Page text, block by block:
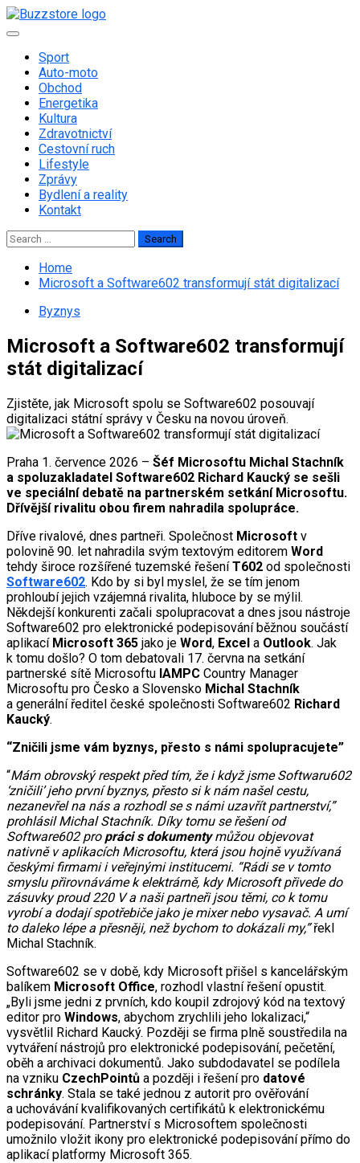
Skip
to
Primary
Sport
Auto-moto
Obchod
Energetika
Kultura
Zdravotnictví
Cestovní ruch
Lifestyle
Zprávy
Bydlení a reality
Kontakt
Search
for:
Home
Microsoft a Software602 transformují stát digitalizací
Byznys
Microsoft a Software602 transformují
stát digitalizací
Zjistěte, jak Microsoft spolu se Software602 posouvají
digitalizaci státní správy v Česku na novou úroveň.
Praha 1. července 2026 – Šéf Microsoftu Michal Stachník
a spoluzakladatel Software602 Richard Kaucký se sešli
ve speciální debatě na partnerském setkání Microsoftu.
Dřívější rivalitu obou firem nahradila spolupráce.
Dříve rivalové, dnes partneři. Společnost Microsoft v
polovině 90. let nahradila svým textovým editorem Word
tehdy široce rozšířené tuzemské řešeníT602 od společnosti
Software602. Kdo by si byl myslel, že se tím jenom
prohloubí jejich vzájemná rivalita, hluboce by se mýlil.
Někdejší konkurenti začali spolupracovat a dnes jsou nástroje
Software602 pro elektronické podepisování běžnou součástí
aplikací Microsoft 365 jako je Word, Excel a Outlook. Jak
k tomu došlo? O tom debatovali 17. června na setkání
partnerské sítě Microsoftu IAMPC Country Manager
Microsoftu pro Česko a Slovensko Michal Stachník
a generální ředitel české společnosti Software602 Richard
Kaucký.
“Zničili jsme vám byznys, přesto s námi spolupracujete”
“Mám obrovský respekt před tím, že i když jsme Softwaru602
‘zničili’ jeho první byznys, přesto si k nám našel cestu,
nezanevřel na nás a rozhodl se s námi uzavřít partnerství,”
prohlásil Michal Stachník. Díky tomu se řešení od
Software602 pro práci s dokumentymůžou objevovat
nativně v aplikacích Microsoftu, která jsou hojně využívaná
českými firmami i veřejnými institucemi. “Rádi se v tomto
smyslu přirovnáváme k elektrárně, kdy Microsoft přivede do
zásuvky proud 220 V a naši partneři jsou těmi, co k tomu
vyrobí a dodají spotřebiče jako je mixer nebo vysavač. A umí
to daleko lépe a přesněji, než bychom to dokázali my,”řekl
Michal Stachník.
Software602 se v době, kdy Microsoft přišel s kancelářským
balíkem Microsoft Office, rozhodl vlastní řešení opustit.
„Byli jsme jedni z prvních, kdo koupil zdrojový kód na textový
editor pro Windows, abychom zrychlili jeho lokalizaci,“
vysvětlil Richard Kaucký. Později se firma plně soustředila na
vytváření nástrojů pro elektronické podepisování, pečetění,
oběh a archivaci dokumentů. Jako subdodavatel se podílela
na vzniku CzechPointů a později i řešení pro datové
schránky. Stala se také jednou z autorit pro ověřování
a uchovávání kvalifikovaných certifikátů k elektronickému
podepisování. Partnerství s Microsoftem společnosti
umožnilo vložit ikony pro elektronické podepisování přímo do
aplikací platformy Microsoft 365.